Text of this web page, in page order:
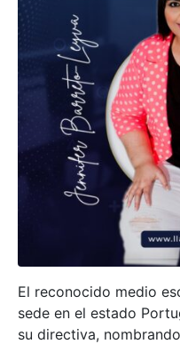
El reconocido medio
sede en el estado
su directiva,